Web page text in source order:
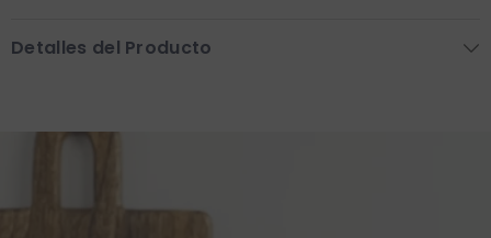
Detalles del Producto